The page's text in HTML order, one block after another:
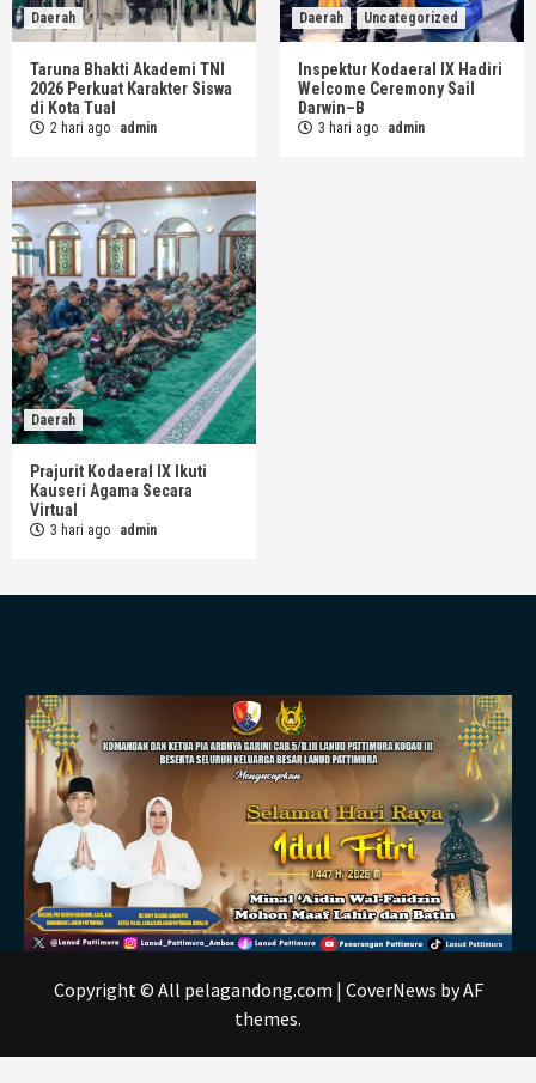
Daerah
Taruna Bhakti Akademi TNI
2026 Perkuat Karakter Siswa
di Kota Tual
2 hari ago admin
Daerah Uncategorized
Inspektur Kodaeral IX Hadiri
Welcome Ceremony Sail
Darwin–B
3 hari ago admin
Daerah
Prajurit Kodaeral IX Ikuti
Kauseri Agama Secara
Virtual
3 hari ago admin
Copyright © All pelagandong.com | CoverNews by AF
themes.